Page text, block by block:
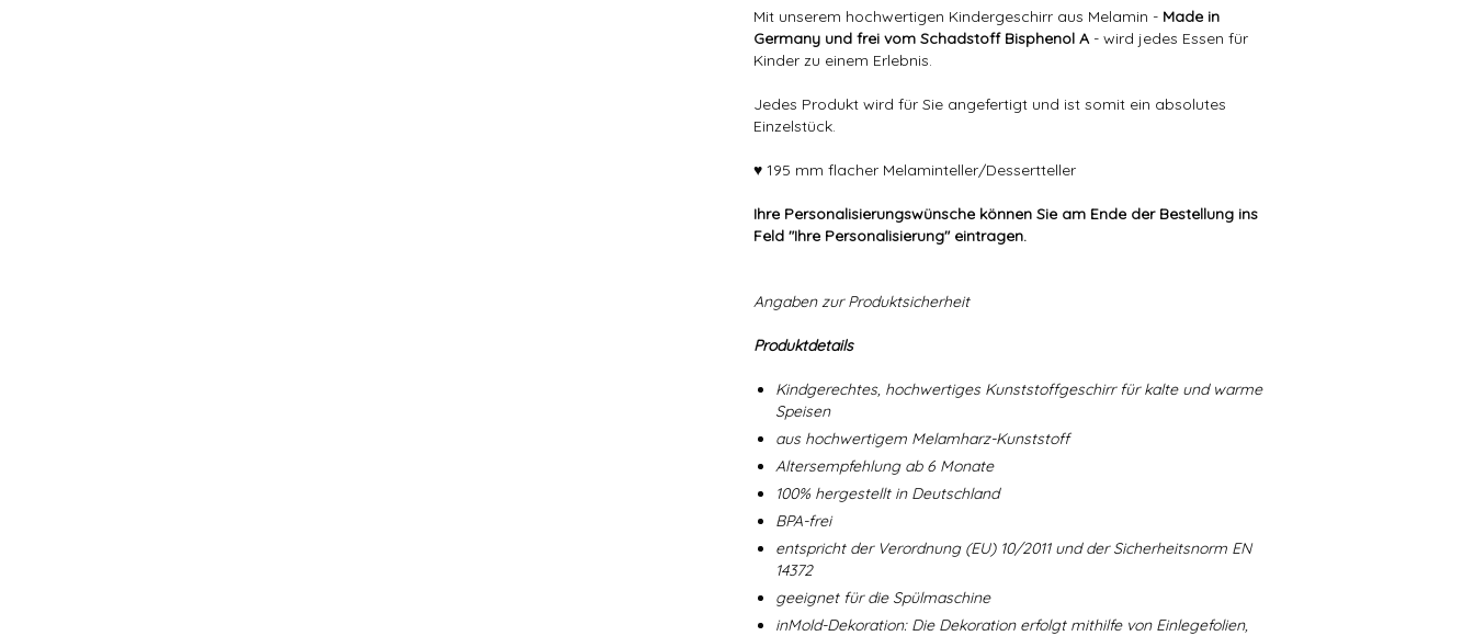
Mit unserem hochwertigen Kindergeschirr aus Melamin - Made in
Germany und frei vom Schadstoff Bisphenol A- wird jedes Essen für
Kinder zu einem Erlebnis.
Jedes Produkt wird für Sie angefertigt und ist somit ein absolutes
Einzelstück.
♥ 195 mm flacher Melaminteller/Dessertteller
Ihre Personalisierungswünsche können Sie am Ende der Bestellung ins
Feld "Ihre Personalisierung" eintragen.
Angaben zur Produktsicherheit
Produktdetails
Kindgerechtes, hochwertiges Kunststoffgeschirr für kalte und warme
Speisen
aus hochwertigem Melamharz-Kunststoff
Altersempfehlung ab 6 Monate
100% hergestellt in Deutschland
BPA-frei
entspricht der Verordnung (EU) 10/2011 und der Sicherheitsnorm EN
14372
geeignet für die Spülmaschine
inMold-Dekoration: Die Dekoration erfolgt mithilfe von Einlegefolien,